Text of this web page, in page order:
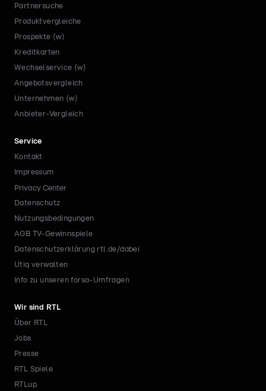
Partnersuche
Produktvergleiche
Prospekte (w)
Kreditkarten
Wechselservice (w)
Angebotsvergleich
Unternehmen (w)
Anbieter-Vergleich
Service
Kontakt
Impressum
Privacy Center
Datenschutz
Nutzungsbedingungen
AGB TV-Gewinnspiele
Datenschutzerklärung rtl.de/dabei
Utiq verwalten
Info zu unseren forsa-Umfragen
Wir sind RTL
Über RTL
Jobs
Presse
RTL Spiele
RTLup